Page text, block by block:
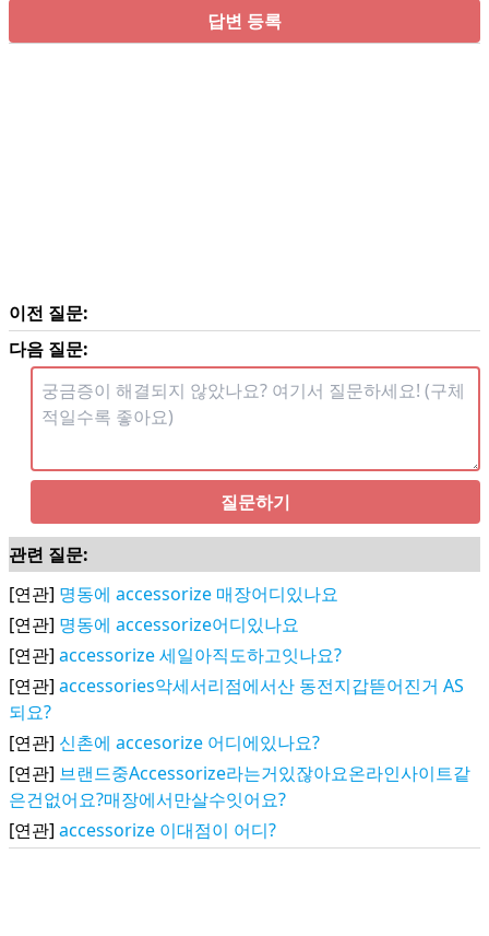
답변 등록
이전 질문:
다음 질문:
질문하기
관련 질문:
[연관] 명동에 accessorize 매장어디있나요
[연관] 명동에 accessorize어디있나요
[연관] accessorize 세일아직도하고잇나요?
[연관] accessories악세서리점에서산 동전지갑뜯어진거 AS
되요?
[연관] 신촌에 accesorize 어디에있나요?
[연관] 브랜드중Accessorize라는거있잖아요온라인사이트같
은건없어요?매장에서만살수잇어요?
[연관] accessorize 이대점이 어디?